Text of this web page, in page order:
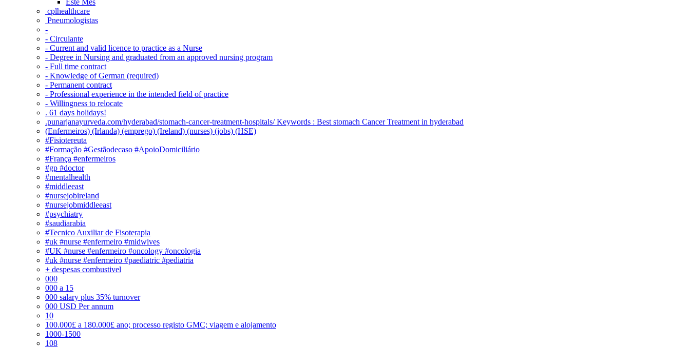
‎ cplhealthcare‬
Pneumologistas
-
- Circulante
- Current and valid licence to practice as a Nurse
- Degree in Nursing and graduated from an approved nursing program
- Full time contract
- Knowledge of German (required)
- Permanent contract
- Professional experience in the intended field of practice
- Willingness to relocate
. 61 days holidays!
.punarjanayurveda.com/hyderabad/stomach-cancer-treatment-hospitals/ Keywords : Best stomach Cancer Treatment in hyderabad
(Enfermeiros) (Irlanda) (emprego) (Ireland) (nurses) (jobs) (HSE)
#Fisiotereuta
#Formação #Gestãodecaso #ApoioDomiciliário
#França #enfermeiros
#gp #doctor
#mentalhealth
#middleeast
#nursejobireland
#nursejobmiddleeast
#psychiatry
#saudiarabia
#Tecnico Auxiliar de Fisoterapia
#uk #nurse #enfermeiro #midwives
#UK #nurse #enfermeiro #oncology #oncologia
#uk #nurse #enfermeiro #paediatric #pediatria
+ despesas combustivel
000
000 a 15
000 salary plus 35% turnover
000 USD Per annum
10
100.000£ a 180.000£ ano; processo registo GMC; viagem e alojamento
1000-1500
108